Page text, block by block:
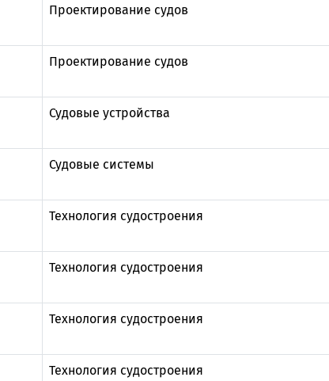
Проектирование судов
Проектирование судов
Судовые устройства
Судовые системы
Технология судостроения
Технология судостроения
Технология судостроения
Технология судостроения